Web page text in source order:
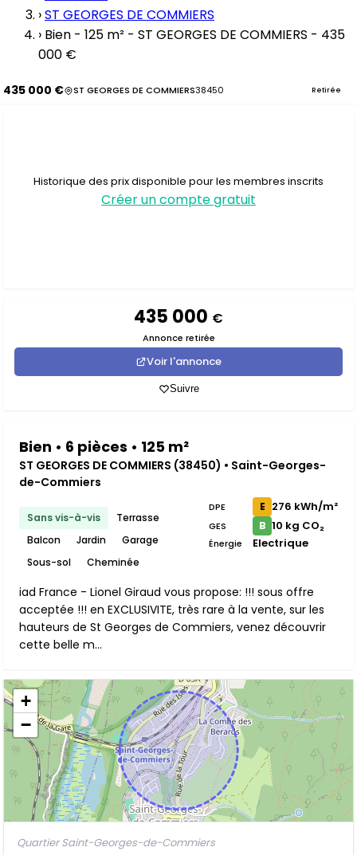
›ST GEORGES DE COMMIERS
› Bien - 125 m² - ST GEORGES DE COMMIERS - 435
000 €
435 000 € ST GEORGES DE COMMIERS38450 Retirée
Historique des prix disponible pour les membres inscrits
Créer un compte gratuit
435 000 €
Annonce retirée
Voir l'annonce
Suivre
Bien • 6 pièces • 125 m²
ST GEORGES DE COMMIERS (38450) • Saint-Georges-
de-Commiers
Sans vis-à-vis
Terrasse
Balcon
Jardin
Garage
Sous-sol
Cheminée
DPE E 276 kWh/m²
GES B 10 kg CO₂
Énergie Electrique
iad France - Lionel Giraud vous propose: !!! sous offre
acceptée !!! en EXCLUSIVITE, très rare à la vente, sur les
hauteurs de St Georges de Commiers, venez découvrir
cette belle m...
+
−
Quartier Saint-Georges-de-Commiers